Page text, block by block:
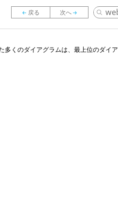
多くのダイアグラムは、最上位のダイア